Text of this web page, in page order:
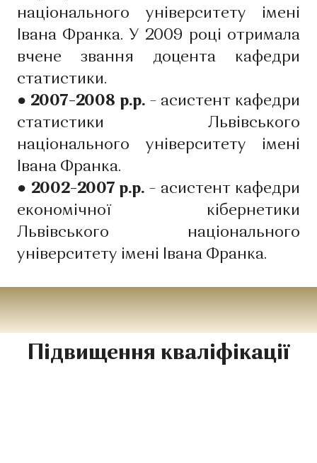
національного університету імені
Івана Франка. У 2009 році отримала
вчене звання доцента кафедри
статистики.
● 2007–2008 р.р. – асистент кафедри
статистики Львівського
національного університету імені
Івана Франка.
● 2002–2007 р.р. – асистент кафедри
економічної кібернетики
Львівського національного
університету імені Івана Франка.
Підвищення кваліфікації